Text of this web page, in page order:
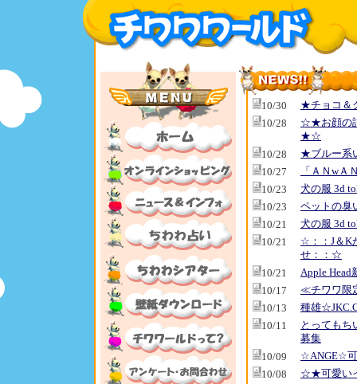
10/30
★チョコ＆
10/28
☆★お顔の
★☆
10/28
★ブルー系
10/27
「ＡＮwＡ
10/23
犬の服 3d
10/23
ペットの臭
10/21
犬の服 3d
10/21
☆：：J＆K
せ：：☆
10/21
Apple Head
10/17
≪チワワ限
10/13
種雄
10/11
とっても
募集
10/09
☆ANGE☆可
10/08
☆★可愛い